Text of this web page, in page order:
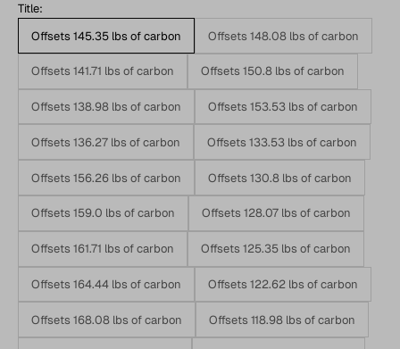
Title:
Offsets 145.35 lbs of carbon
Offsets 148.08 lbs of carbon
Offsets 141.71 lbs of carbon Offsets 150.8 lbs of carbon
Offsets 138.98 lbs of carbon Offsets 153.53 lbs of carbon
Offsets 136.27 lbs of carbon Offsets 133.53 lbs of carbon
Offsets 156.26 lbs of carbon Offsets 130.8 lbs of carbon
Offsets 159.0 lbs of carbon Offsets 128.07 lbs of carbon
Offsets 161.71 lbs of carbon Offsets 125.35 lbs of carbon
Offsets 164.44 lbs of carbon Offsets 122.62 lbs of carbon
Offsets 168.08 lbs of carbon Offsets 118.98 lbs of carbon